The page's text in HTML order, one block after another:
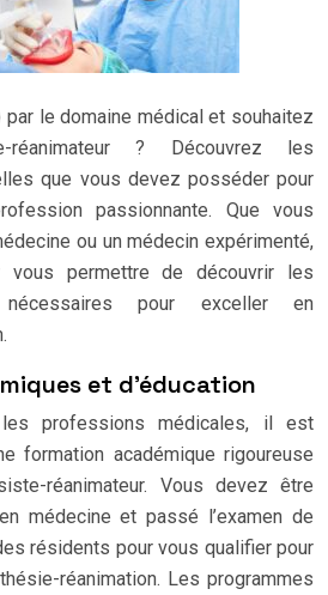
le domaine médical et souhaitez
réanimateur ? Découvrez les
que vous devez posséder pour
passionnante. Que vous
ou un médecin expérimenté,
permettre de découvrir les
pour exceller en
et d’éducation
professions médicales, il est
formation académique rigoureuse
réanimateur. Vous devez être
médecine et passé l’examen de
résidents pour vous qualifier pour
réanimation. Les programmes